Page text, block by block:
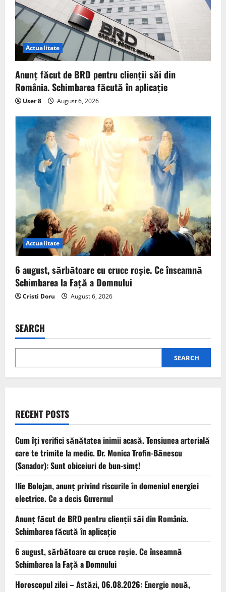
Actualitate
Anunț făcut de BRD pentru clienții săi din
România. Schimbarea făcută în aplicație
User 8 August 6, 2026
Actualitate
6 august, sărbătoare cu cruce roșie. Ce înseamnă
Schimbarea la Față a Domnului
Cristi Doru August 6, 2026
SEARCH
SEARCH
RECENT POSTS
Cum îți verifici sănătatea inimii acasă. Tensiunea arterială
care te trimite la medic. Dr. Monica Trofin-Bănescu
(Sanador): Sunt obiceiuri de bun-simț!
Ilie Bolojan, anunț privind riscurile în domeniul energiei
electrice. Ce a decis Guvernul
Anunț făcut de BRD pentru clienții săi din România.
Schimbarea făcută în aplicație
6 august, sărbătoare cu cruce roșie. Ce înseamnă
Schimbarea la Față a Domnului
Horoscopul zilei – Astăzi, 06.08.2026: Energie nouă,